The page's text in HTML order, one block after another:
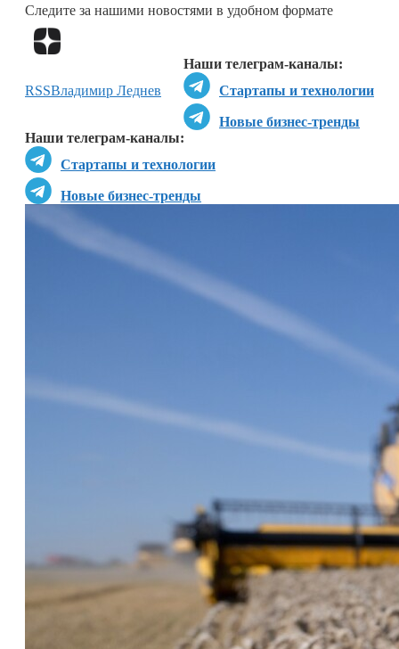
Следите за нашими новостями в удобном формате
Наши телеграм-каналы:
Стартапы и технологии
Новые бизнес-тренды
Наши телеграм-каналы:
Стартапы и технологии
Новые бизнес-тренды
RSSВладимир Леднев